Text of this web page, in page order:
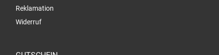
Reklamation
Widerruf